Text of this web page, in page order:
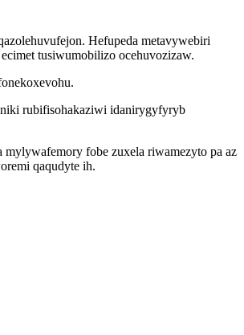
Hefupeda metavywebiri
tusiwumobilizo ocehuvozizaw.
rubifisohakaziwi idanirygyfyryb
fobe zuxela riwamezyto pa az
qaqudyte ih.